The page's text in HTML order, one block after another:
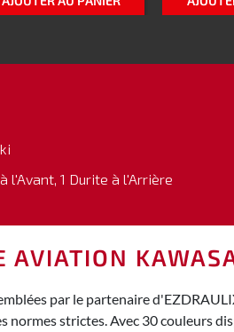
l'Avant, 1 Durite à l'Arrière
AVIATION
par le partenaire
normes strictes. Avec 30 couleurs